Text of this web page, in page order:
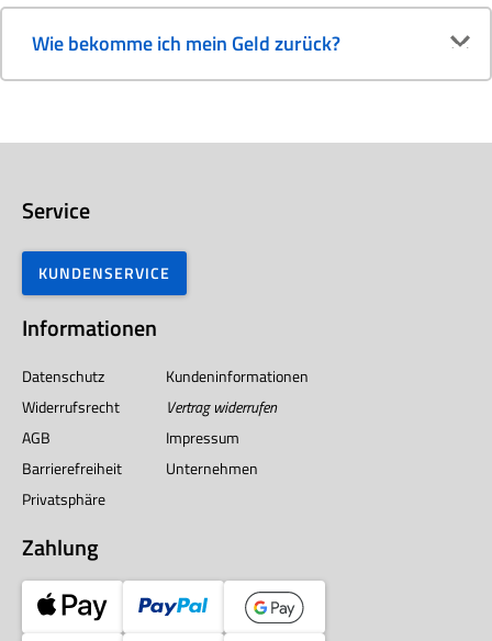
Wie bekomme ich mein Geld zurück?
Service
KUNDENSERVICE
Informationen
Datenschutz
Kundeninformationen
Widerrufsrecht
Vertrag widerrufen
AGB
Impressum
Barrierefreiheit
Unternehmen
Privatsphäre
Zahlung